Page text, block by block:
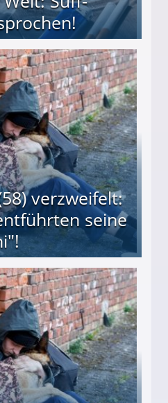
verzweifelt:
seine